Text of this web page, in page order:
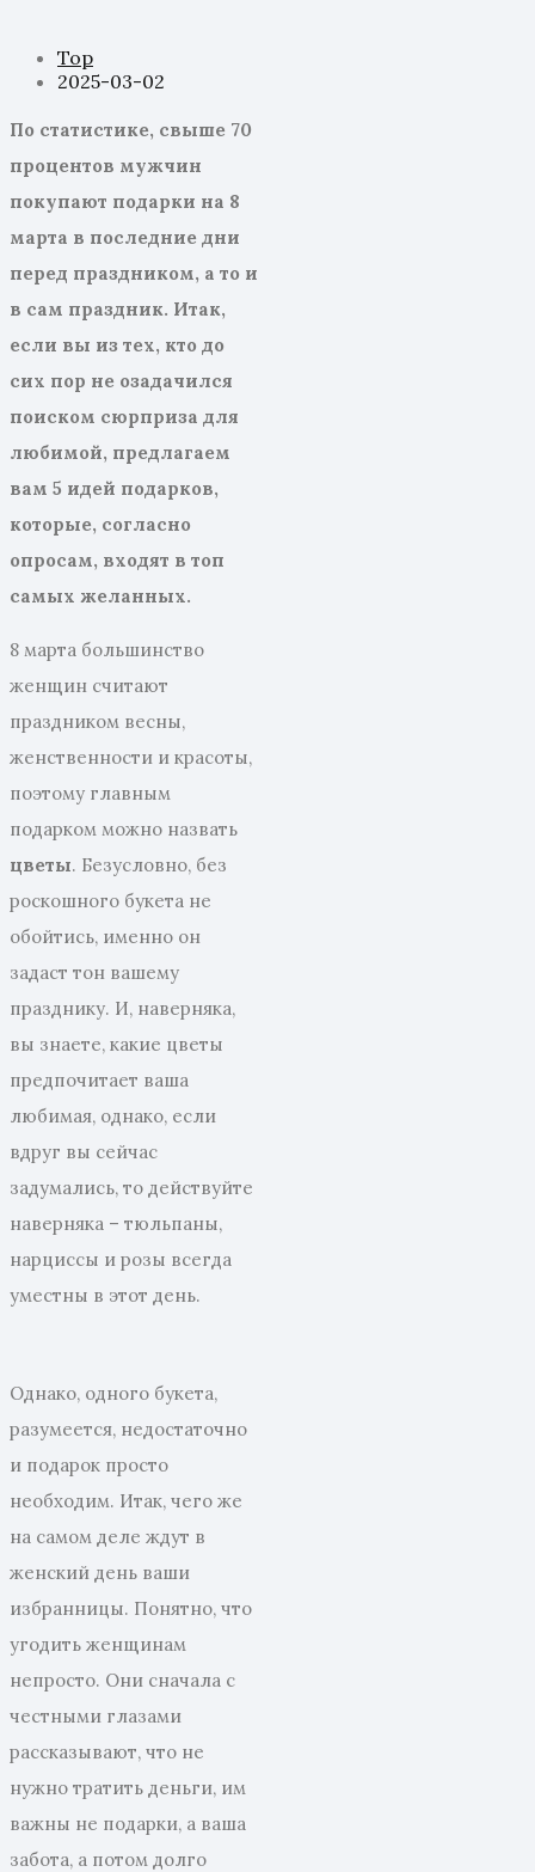
Top
2025-03-02
По статистике, свыше 70
процентов мужчин
покупают подарки на 8
марта в последние дни
перед праздником, а то и
в сам праздник. Итак,
если вы из тех, кто до
сих пор не озадачился
поиском сюрприза для
любимой, предлагаем
вам 5 идей подарков,
которые, согласно
опросам, входят в топ
самых желанных.
8 марта большинство
женщин считают
праздником весны,
женственности и красоты,
поэтому главным
подарком можно назвать
цветы. Безусловно, без
роскошного букета не
обойтись, именно он
задаст тон вашему
празднику. И, наверняка,
вы знаете, какие цветы
предпочитает ваша
любимая, однако, если
вдруг вы сейчас
задумались, то действуйте
наверняка – тюльпаны,
нарциссы и розы всегда
уместны в этот день.
Однако, одного букета,
разумеется, недостаточно
и подарок просто
необходим. Итак, чего же
на самом деле ждут в
женский день ваши
избранницы. Понятно, что
угодить женщинам
непросто. Они сначала с
честными глазами
рассказывают, что не
нужно тратить деньги, им
важны не подарки, а ваша
забота, а потом долго